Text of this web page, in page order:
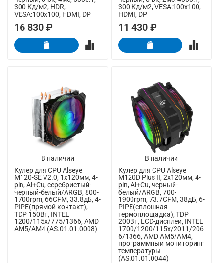
300 Кд/м2, HDR,
VESA:100x100, HDMI, DP
16 830 ₽
300 Кд/м2, VESA:100x100,
HDMI, DP
11 430 ₽
В наличии
Кулер для CPU Alseye
M120-SE V2.0, 1х120мм, 4-
pin, Al+Cu, серебристый-
черный-белый/ARGB, 800-
1700rpm, 66CFM, 33.8дБ, 4-
PIPE(прямой контакт),
TDP 150Вт, INTEL
1200/115x/775/1366, AMD
AM5/AM4 (AS.01.01.0008)
В наличии
Кулер для CPU Alseye
M120D Plus II, 2х120мм, 4-
pin, Al+Cu, черный-
белый/ARGB, 700-
1900rpm, 73.7CFM, 38дБ, 6-
PIPE(сплошная
термоплощадка), TDP
200Вт, LCD-дисплей, INTEL
1700/1200/115x/2011/206
6/1366, AMD AM5/AM4,
программный мониторинг
температуры
(AS.01.01.0044)